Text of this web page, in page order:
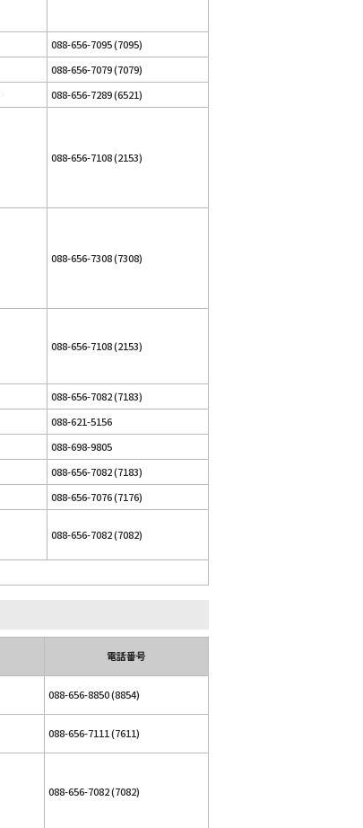
088-656-7095 (7095)
088-656-7079 (7079)
088-656-7289 (6521)
088-656-7108 (2153)
088-656-7308 (7308)
088-656-7108 (2153)
088-656-7082 (7183)
088-621-5156
088-698-9805
088-656-7082 (7183)
088-656-7076 (7176)
088-656-7082 (7082)
電話番号
088-656-8850 (8854)
088-656-7111 (7611)
088-656-7082 (7082)